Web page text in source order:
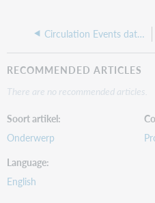
Circulation Events dataset report fields
RECOMMENDED ARTICLES
There are no recommended articles.
Soort artikel
Onderwerp
Language
English